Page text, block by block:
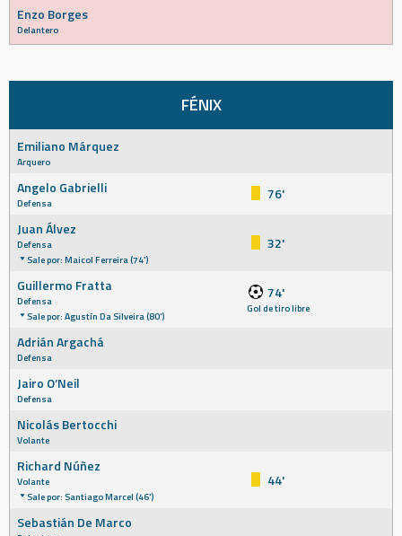
Enzo Borges
Delantero
FÉNIX
Emiliano Márquez
Arquero
Angelo Gabrielli
Defensa
76'
Juan Álvez
Defensa
Sale por: Maicol Ferreira (74')
32'
Guillermo Fratta
Defensa
Sale por: Agustín Da Silveira (80')
74'
Gol de tiro libre
Adrián Argachá
Defensa
Jairo O’Neil
Defensa
Nicolás Bertocchi
Volante
Richard Núñez
Volante
Sale por: Santiago Marcel (46')
44'
Sebastián De Marco